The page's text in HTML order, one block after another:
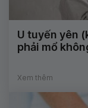
U tuyến yên
phải mổ
Xem thêm